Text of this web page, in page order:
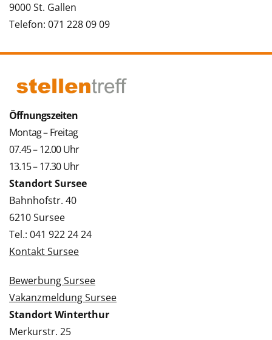
9000 St. Gallen
Telefon: 071 228 09 09
Öffnungszeiten
Montag – Freitag
07.45 – 12.00 Uhr
13.15 – 17.30 Uhr
Standort Sursee
Bahnhofstr. 40
6210 Sursee
Tel.: 041 922 24 24
Kontakt Sursee
Bewerbung Sursee
Vakanzmeldung Sursee
Standort Winterthur
Merkurstr. 25